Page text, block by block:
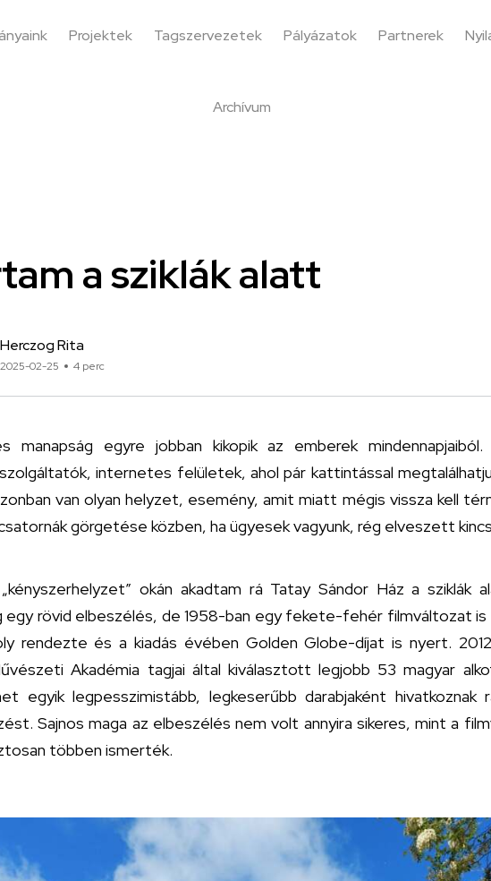
Projektek Tagszervezetek Pályázatok Partnerek
Archívum
a sziklák alatt
Herczog Rita
2025-02-25 4 perc
manapság egyre jobban kikopik az emberek
internetes felületek, ahol pár kattintással
van olyan helyzet, esemény, amit miatt mégis vissza kell
görgetése közben, ha ügyesek vagyunk, rég elveszett
okán akadtam rá Tatay Sándor Ház a sziklák
egy rövid elbeszélés, de 1958-ban egy fekete-fehér filmváltozat
rendezte és a kiadás évében Golden Globe-díjat is nyert.
Akadémia tagjai által kiválasztott legjobb 53 magyar
egyik legpesszimistább, legkeserűbb darabjaként
Sajnos maga az elbeszélés nem volt annyira sikeres, mint a
többen ismerték.